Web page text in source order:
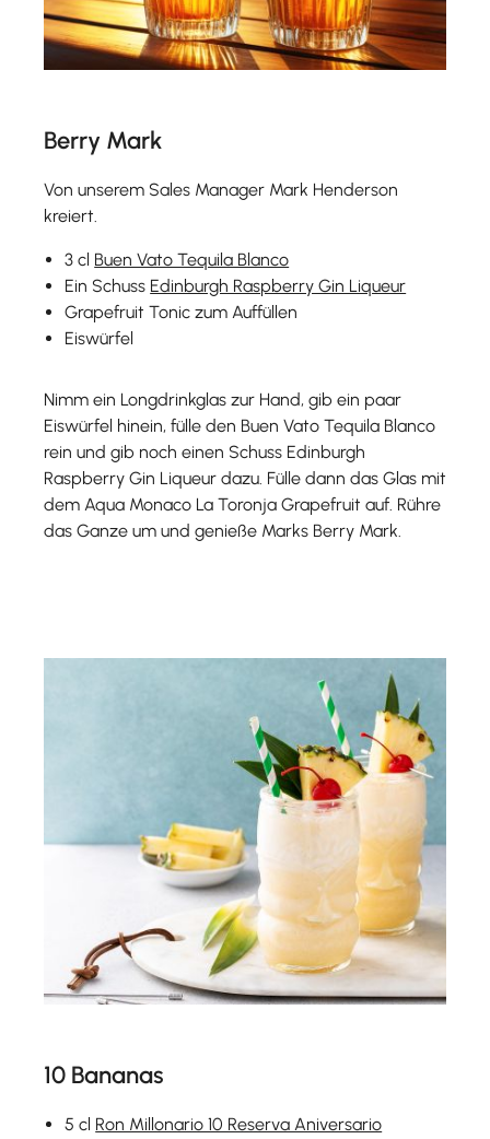
Berry Mark
Von unserem Sales Manager Mark Henderson
kreiert.
3 cl Buen Vato Tequila Blanco
Ein Schuss Edinburgh Raspberry Gin Liqueur
Grapefruit Tonic zum Auffüllen
Eiswürfel
Nimm ein Longdrinkglas zur Hand, gib ein paar
Eiswürfel hinein, fülle den Buen Vato Tequila Blanco
rein und gib noch einen Schuss Edinburgh
Raspberry Gin Liqueur dazu. Fülle dann das Glas mit
dem Aqua Monaco La Toronja Grapefruit auf. Rühre
das Ganze um und genieße Marks Berry Mark.
10 Bananas
5 cl Ron Millonario 10 Reserva Aniversario